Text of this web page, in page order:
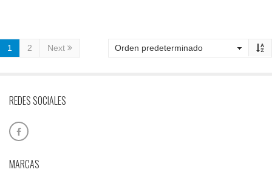
1 2 Next
REDES SOCIALES
MARCAS